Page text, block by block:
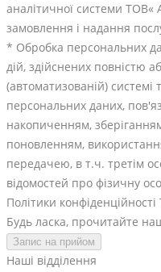
аналітичної системи
замовлення і надання
* Обробка персональних
дій, здійснених повністю
(автоматизованій) системі
персональних даних,
накопиченням,
поновленням,
передачею, в т.ч. третім
відомостей про фізичну
Політики
Будь ласка, прочитайте
Наші відділення